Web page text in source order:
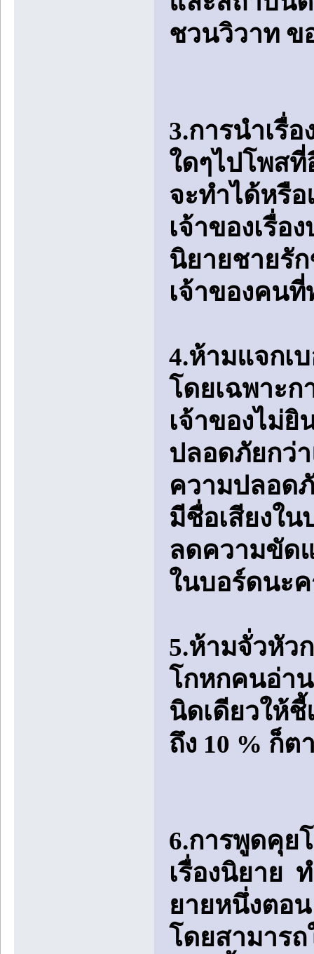
ชวนวิวาท ข
3.การนำเรื่
ใดๆไปโพสที่
จะทำได้หรื
เจ้าของเรื่อ
นิยายชายรั
เจ้าของคน
4.ห้ามแจกเ
โดยเฉพาะก
เจ้าของไม่
ปลอดภัยกว่
ความปลอด
มีชื่อเสียงใน
ลดความขัด
ในบอร์ดนะ
5.ห้ามจั่วหัว
โกหกคนอ่า
นิดเดียวให้
ถึง 10 % ก็ต
6.การพูดคุย
เรื่องนิยาย
ยายหนึ่งตอ
โดยสามาร